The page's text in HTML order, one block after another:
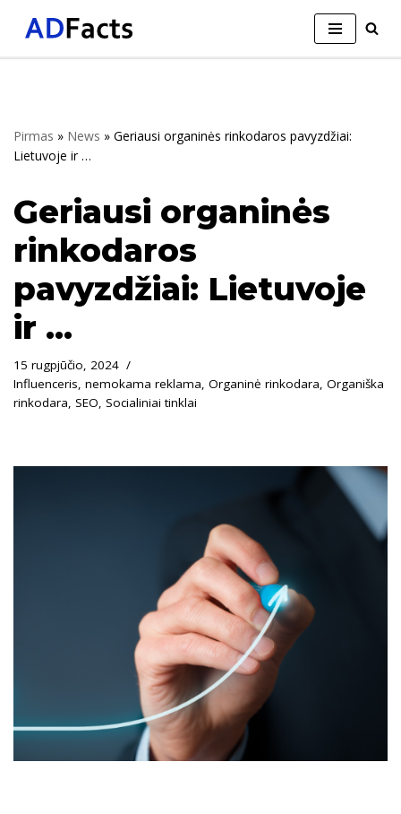
Pirmas » News » Geriausi organinės rinkodaros pavyzdžiai:
Lietuvoje ir …
Geriausi organinės
rinkodaros
pavyzdžiai: Lietuvoje
ir …
15 rugpjūčio, 2024
Influenceris, nemokama reklama, Organinė rinkodara, Organiška
rinkodara, SEO, Socialiniai tinklai